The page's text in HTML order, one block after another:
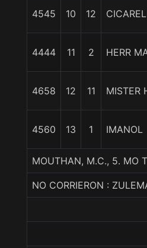
4545 10 12
4444 11 2 HERR
4658 12 11 MISTER
4560 13 1 IMANOL
MOUTHAN, M.C., 5. MO
NO CORRIERON :